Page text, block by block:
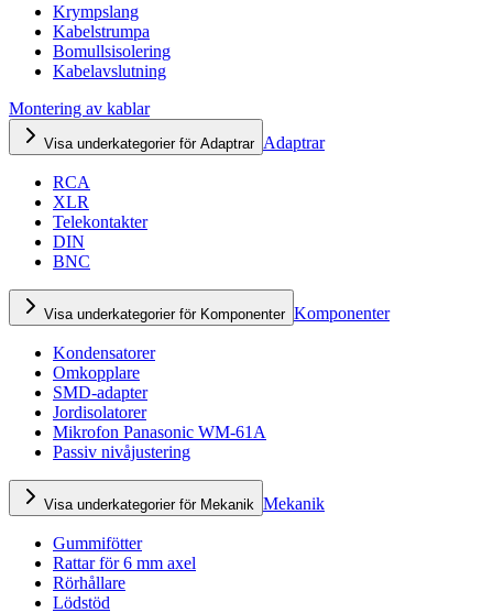
Krympslang
Kabelstrumpa
Bomullsisolering
Kabelavslutning
Montering av kablar
Visa underkategorier för Adaptrar Adaptrar
RCA
XLR
Telekontakter
DIN
BNC
Visa underkategorier för Komponenter Komponenter
Kondensatorer
Omkopplare
SMD-adapter
Jordisolatorer
Mikrofon Panasonic WM-61A
Passiv nivåjustering
Visa underkategorier för Mekanik Mekanik
Gummifötter
Rattar för 6 mm axel
Rörhållare
Lödstöd